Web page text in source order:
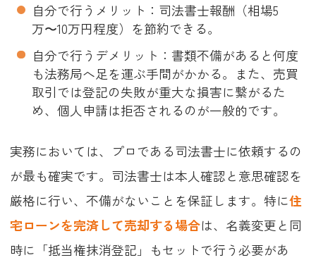
自分で行うメリット：司法書士報酬（相場5
万〜10万円程度）を節約できる。
自分で行うデメリット：書類不備があると何度
も法務局へ足を運ぶ手間がかかる。また、売買
取引では登記の失敗が重大な損害に繋がるた
め、個人申請は拒否されるのが一般的です。
実務においては、プロである司法書士に依頼するの
が最も確実です。司法書士は本人確認と意思確認を
厳格に行い、不備がないことを保証します。特に住
宅ローンを完済して売却する場合は、名義変更と同
時に「抵当権抹消登記」もセットで行う必要があ